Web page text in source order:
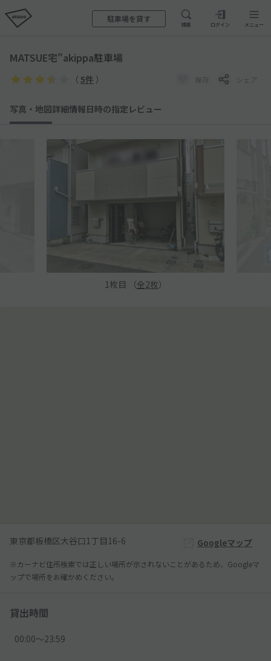
駐車場を貸す
検索 ログイン メニュー
MATSUE宅"akippa駐車場
（ 5件 ） 保存 シェア
写真・地図詳細情報日時の指定 レビュー
1 枚目 （全2枚）
東京都板橋区大谷口1丁目16-6 Googleマップ
※カーナビ住所検索では正しい場所が示されないことがあるため、Googleマ
ップで場所をお確かめください。
貸出時間
00:00〜23:59